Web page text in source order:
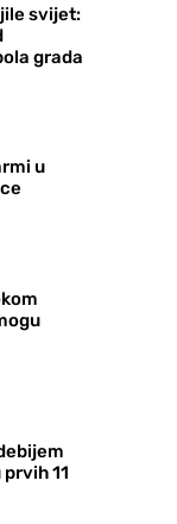
svijet:
grada
u
11